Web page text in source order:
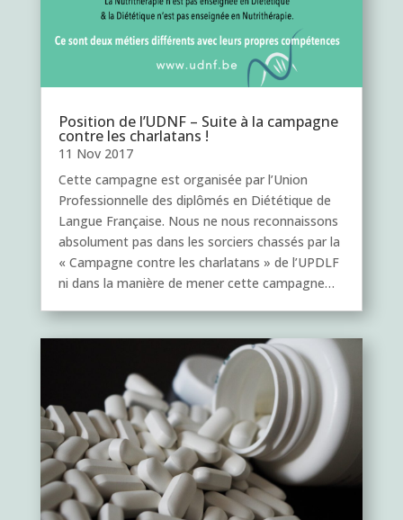
Position de l’UDNF – Suite à la campagne
contre les charlatans !
11 Nov 2017
Cette campagne est organisée par l’Union
Professionnelle des diplômés en Diététique de
Langue Française. Nous ne nous reconnaissons
absolument pas dans les sorciers chassés par la
« Campagne contre les charlatans » de l’UPDLF
ni dans la manière de mener cette campagne…